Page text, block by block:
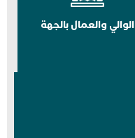
الوالي والعمال بالجهة